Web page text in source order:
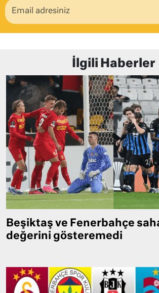
İlgili Haberler
Beşiktaş ve Fenerbahçe
değerini gösteremedi